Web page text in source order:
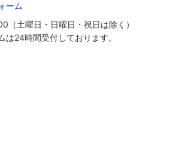
ーム
（土曜日・日曜日・祝日は除く）
は24時間受付しております。